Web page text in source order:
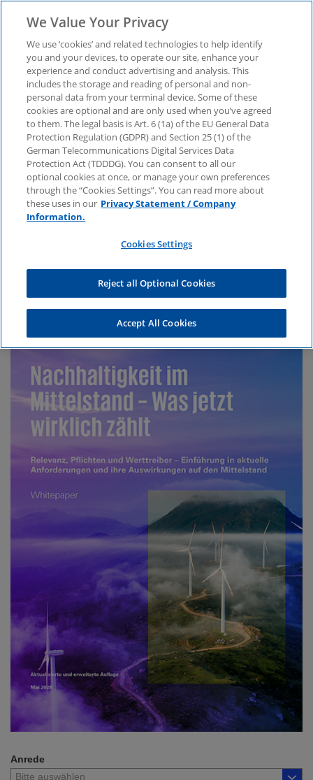
Whitepaper:
Nachhaltigkeit im
Mittelstand: Was jetzt
wirklich zählt
Die Publikation ordnet aktuelle
ESG‑Anforderungen ein und zeigt ihre konkreten
Anrede
We Value Your Privacy
We use ‘cookies’ and related technologies to help identify
you and your devices, to operate our site, enhance your
experience and conduct advertising and analysis. This
includes the storage and reading of personal and non-
personal data from your terminal device. Some of these
cookies are optional and are only used when you’ve agreed
to them. The legal basis is Art. 6 (1a) of the EU General Data
Protection Regulation (GDPR) and Section 25 (1) of the
German Telecommunications Digital Services Data
Protection Act (TDDDG). You can consent to all our
optional cookies at once, or manage your own preferences
through the “Cookies Settings”. You can read more about
these uses in our Privacy Statement / Company
Information.
Cookies Settings
Reject all Optional Cookies
Accept All Cookies